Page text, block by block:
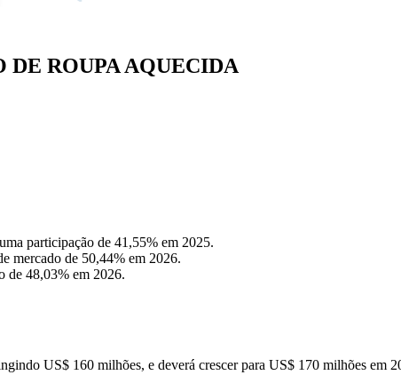
DE ROUPA AQUECIDA
participação de 41,55% em 2025.
mercado de 50,44% em 2026.
de 48,03% em 2026.
US$ 160 milhões, e deverá crescer para US$ 170 milhões em